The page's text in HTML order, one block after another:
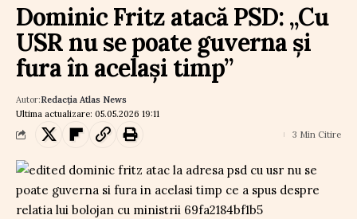
Dominic Fritz atacă PSD: „Cu
USR nu se poate guverna și
fura în același timp”
Ultima actualizare: 05.05.2026 19:11
Autor:Redacția Atlas News
3 Min Citire